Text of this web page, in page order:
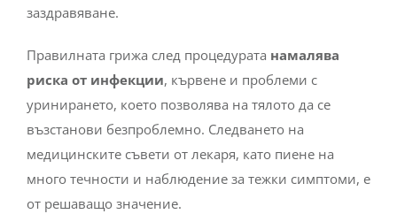
заздравяване.
Правилната грижа след процедурата намалява
риска от инфекции, кървене и проблеми с
уринирането, което позволява на тялото да се
възстанови безпроблемно. Следването на
медицинските съвети от лекаря, като пиене на
много течности и наблюдение за тежки симптоми, е
от решаващо значение.